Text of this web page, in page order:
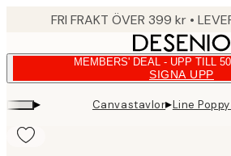
FRI FRAKT ÖVER 399 kr •
MEMBERS' DEAL - UPP TILL
SIGNA UPP
▸ Canvastavlor▸Line